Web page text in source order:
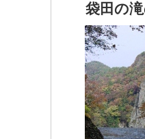
袋田の